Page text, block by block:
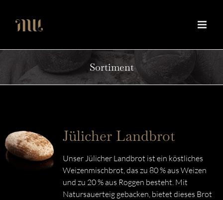
Inhalt
springen
Sortiment
Jülicher Landbrot
Unser Jülicher Landbrot ist ein köstliches
Weizenmischbrot, das zu 80 % aus Weizen
und zu 20 % aus Roggen besteht. Mit
Natursauerteig gebacken, bietet dieses Brot